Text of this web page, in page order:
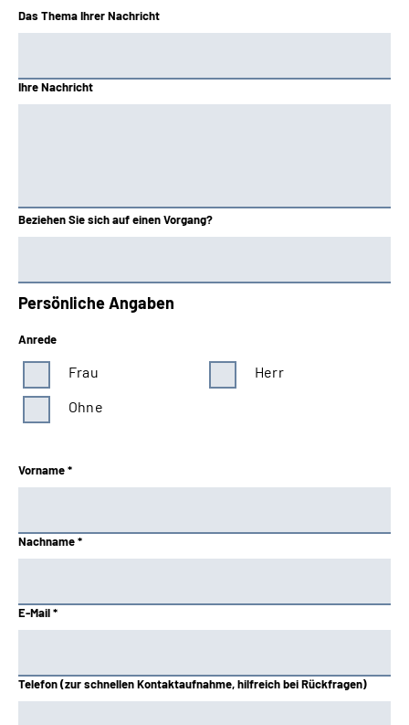
Das Thema Ihrer Nachricht
Ihre Nachricht
Beziehen Sie sich auf einen Vorgang?
Persönliche Angaben
Anrede
Frau
Herr
Ohne
Vorname *
Nachname *
E-Mail *
Telefon (zur schnellen Kontaktaufnahme, hilfreich bei Rückfragen)